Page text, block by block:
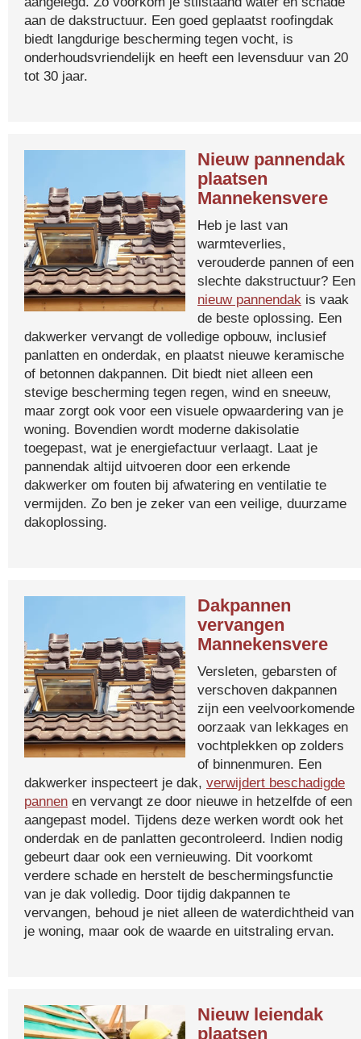
aan de dakstructuur. Een goed geplaatst roofingdak
biedt langdurige bescherming tegen vocht, is
onderhoudsvriendelijk en heeft een levensduur van 20
tot 30 jaar.
Nieuw pannendak
plaatsen
Mannekensvere
Heb je last van
warmteverlies,
verouderde pannen of een
slechte dakstructuur? Een
nieuw pannendak is vaak
de beste oplossing. Een
dakwerker vervangt de volledige opbouw, inclusief
panlatten en onderdak, en plaatst nieuwe keramische
of betonnen dakpannen. Dit biedt niet alleen een
stevige bescherming tegen regen, wind en sneeuw,
maar zorgt ook voor een visuele opwaardering van je
woning. Bovendien wordt moderne dakisolatie
toegepast, wat je energiefactuur verlaagt. Laat je
pannendak altijd uitvoeren door een erkende
dakwerker om fouten bij afwatering en ventilatie te
vermijden. Zo ben je zeker van een veilige, duurzame
dakoplossing.
Dakpannen
vervangen
Mannekensvere
Versleten, gebarsten of
verschoven dakpannen
zijn een veelvoorkomende
oorzaak van lekkages en
vochtplekken op zolders
of binnenmuren. Een
dakwerker inspecteert je dak, verwijdert beschadigde
pannen en vervangt ze door nieuwe in hetzelfde of een
aangepast model. Tijdens deze werken wordt ook het
onderdak en de panlatten gecontroleerd. Indien nodig
gebeurt daar ook een vernieuwing. Dit voorkomt
verdere schade en herstelt de beschermingsfunctie
van je dak volledig. Door tijdig dakpannen te
vervangen, behoud je niet alleen de waterdichtheid van
je woning, maar ook de waarde en uitstraling ervan.
Nieuw leiendak
plaatsen